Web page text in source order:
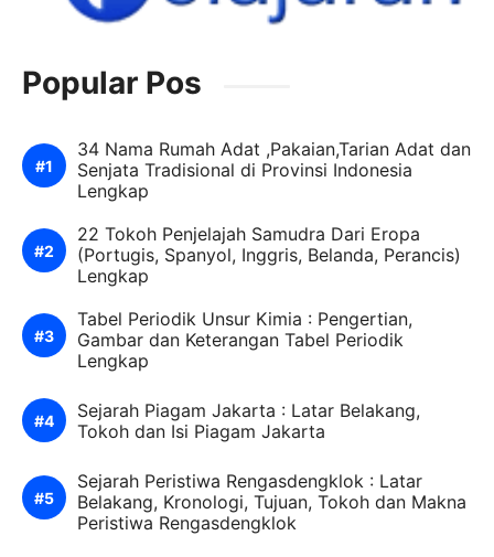
Popular Pos
34 Nama Rumah Adat ,Pakaian,Tarian Adat dan
Senjata Tradisional di Provinsi Indonesia
Lengkap
22 Tokoh Penjelajah Samudra Dari Eropa
(Portugis, Spanyol, Inggris, Belanda, Perancis)
Lengkap
Tabel Periodik Unsur Kimia : Pengertian,
Gambar dan Keterangan Tabel Periodik
Lengkap
Sejarah Piagam Jakarta : Latar Belakang,
Tokoh dan Isi Piagam Jakarta
Sejarah Peristiwa Rengasdengklok : Latar
Belakang, Kronologi, Tujuan, Tokoh dan Makna
Peristiwa Rengasdengklok